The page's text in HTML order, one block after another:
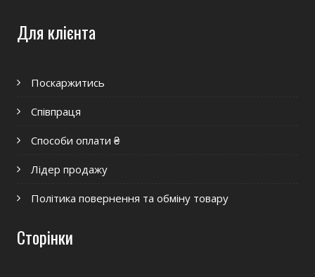
Для клієнта
Поскаржитись
Співпраця
Способи оплати ₴
Лідер продажу
Політика повернення та обміну товару
Сторінки